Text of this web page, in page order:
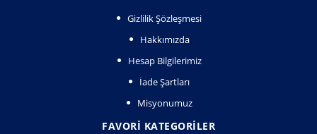
Gizlilik Şözleşmesi
Hakkımızda
Hesap Bilgilerimiz
İade Şartları
Misyonumuz
FAVORI KATEGORILER